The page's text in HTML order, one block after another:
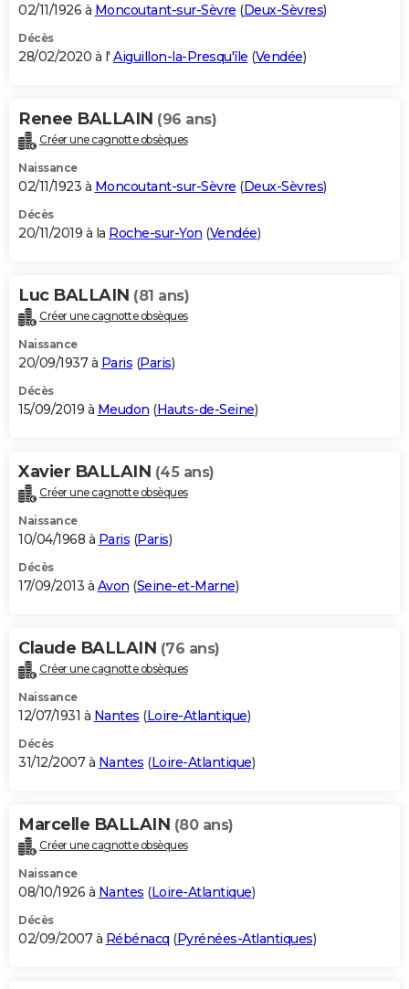
02/11/1926 à Moncoutant-sur-Sèvre (Deux-Sèvres)
Décès
28/02/2020 à l' Aiguillon-la-Presqu'île (Vendée)
Renee BALLAIN (96 ans)
Créer une cagnotte obsèques
Naissance
02/11/1923 à Moncoutant-sur-Sèvre (Deux-Sèvres)
Décès
20/11/2019 à la Roche-sur-Yon (Vendée)
Luc BALLAIN (81 ans)
Créer une cagnotte obsèques
Naissance
20/09/1937 à Paris (Paris)
Décès
15/09/2019 à Meudon (Hauts-de-Seine)
Xavier BALLAIN (45 ans)
Créer une cagnotte obsèques
Naissance
10/04/1968 à Paris (Paris)
Décès
17/09/2013 à Avon (Seine-et-Marne)
Claude BALLAIN (76 ans)
Créer une cagnotte obsèques
Naissance
12/07/1931 à Nantes (Loire-Atlantique)
Décès
31/12/2007 à Nantes (Loire-Atlantique)
Marcelle BALLAIN (80 ans)
Créer une cagnotte obsèques
Naissance
08/10/1926 à Nantes (Loire-Atlantique)
Décès
02/09/2007 à Rébénacq (Pyrénées-Atlantiques)